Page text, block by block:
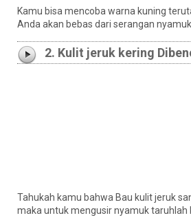
Kamu bisa mencoba warna kuning
Anda akan bebas dari serangan
2. Kulit jeruk kering
Tahukah kamu bahwa Bau kulit jeruk
maka untuk mengusir nyamuk taruhlah